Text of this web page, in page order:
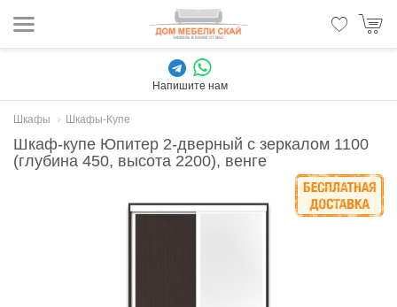
Напишите нам
Шкафы Шкафы-Купе
Шкаф-купе Юпитер 2-дверный с зеркалом 1100
(глубина 450, высота 2200), венге